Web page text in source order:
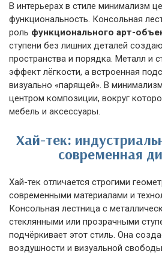
В интерьерах в стиле минимализм
функциональность. Консольная
роль функционального арт-
ступени без лишних деталей
пространства и порядка. Металл и
эффект лёгкости, а встроенная
визуально «парящей». В
центром композиции, вокруг
мебель и аксессуары.
Хай-тек:
современная
Хай-тек отличается строгими
современными материалами и
Консольная лестница с
стеклянными или прозрачными
подчёркивает этот стиль. Она
воздушности и визуальной